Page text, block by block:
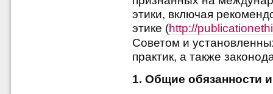
этики, включая
этике (http://
Советом и
практик, а также
1. Общие обязанности